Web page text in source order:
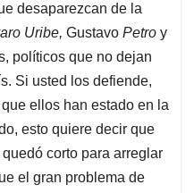
desaparezcan de la
Uribe, Gustavo Petro y
políticos que no dejan
Si usted los defiende,
ellos han estado en la
esto quiere decir que
corto para arreglar
el gran problema de